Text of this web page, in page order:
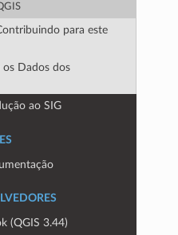
para este
os Dados dos
ao SIG
(QGIS 3.44)